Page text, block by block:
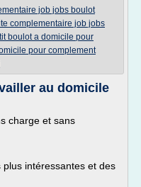
job jobs boulot
complementaire job jobs
boulot a domicile pour
pour complement
au domicile
charge et sans
intéressantes et des